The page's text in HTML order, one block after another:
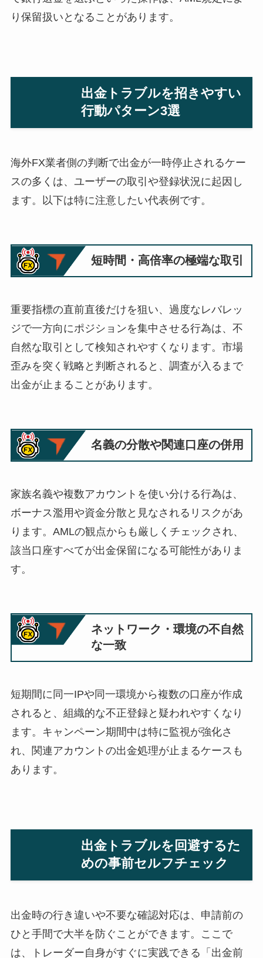
り保留扱いとなることがあります。
出金トラブルを招きやすい
行動パターン3選
海外FX業者側の判断で出金が一時停止されるケー
スの多くは、ユーザーの取引や登録状況に起因し
ます。以下は特に注意したい代表例です。
短時間・高倍率の極端な取引
重要指標の直前直後だけを狙い、過度なレバレッ
ジで一方向にポジションを集中させる行為は、不
自然な取引として検知されやすくなります。市場
歪みを突く戦略と判断されると、調査が入るまで
出金が止まることがあります。
名義の分散や関連口座の併用
家族名義や複数アカウントを使い分ける行為は、
ボーナス濫用や資金分散と見なされるリスクがあ
ります。AMLの観点からも厳しくチェックされ、
該当口座すべてが出金保留になる可能性がありま
す。
ネットワーク・環境の不自然
な一致
短期間に同一IPや同一環境から複数の口座が作成
されると、組織的な不正登録と疑われやすくなり
ます。キャンペーン期間中は特に監視が強化さ
れ、関連アカウントの出金処理が止まるケースも
あります。
出金トラブルを回避するた
めの事前セルフチェック
出金時の行き違いや不要な確認対応は、申請前の
ひと手間で大半を防ぐことができます。ここで
は、トレーダー自身がすぐに実践できる「出金前